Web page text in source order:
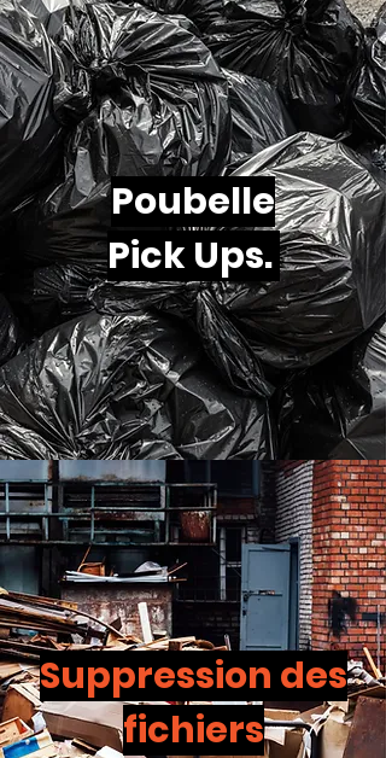
Poubelle
Pick Ups.
Suppression des
fichiers